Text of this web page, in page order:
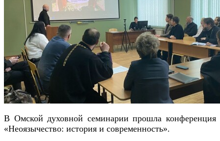
В Омской духовной семинарии прошла конференция
«Неоязычество: история и современность».